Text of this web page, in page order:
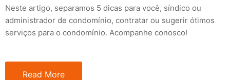
Neste artigo, separamos 5 dicas para você, síndico ou
administrador de condomínio, contratar ou sugerir ótimos
serviços para o condomínio. Acompanhe conosco!
Read More